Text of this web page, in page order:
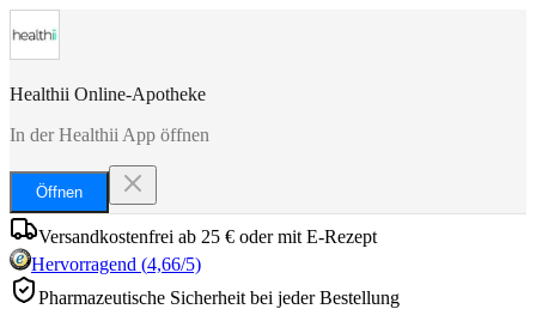
Healthii Online-Apotheke
In der Healthii App öffnen
Öffnen
Versandkostenfrei ab 25 € oder mit E-Rezept
Hervorragend (4,66/5)
Pharmazeutische Sicherheit bei jeder Bestellung